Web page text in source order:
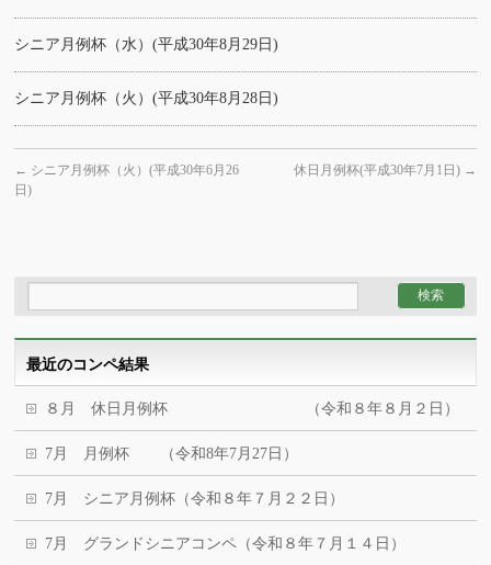
シニア月例杯（水）(平成30年8月29日)
シニア月例杯（火）(平成30年8月28日)
← シニア月例杯（火）(平成30年6月26
日)
休日月例杯(平成30年7月1日) →
最近のコンペ結果
８月 休日月例杯 （令和８年８月２日）
7月 月例杯 （令和8年7月27日）
7月 シニア月例杯（令和８年７月２２日）
7月 グランドシニアコンペ（令和８年７月１４日）